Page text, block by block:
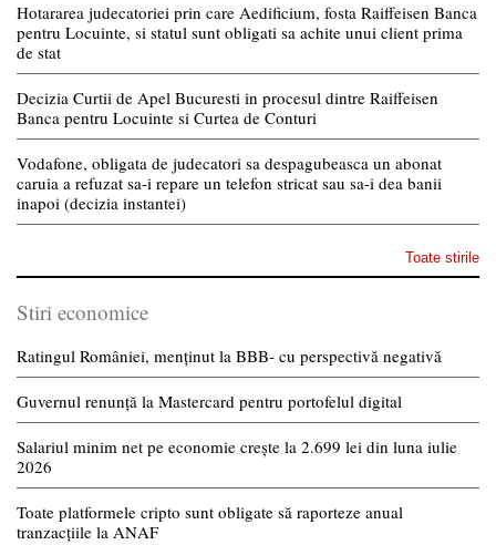
Hotararea judecatoriei prin care Aedificium, fosta Raiffeisen Banca
pentru Locuinte, si statul sunt obligati sa achite unui client prima
de stat
Decizia Curtii de Apel Bucuresti in procesul dintre Raiffeisen
Banca pentru Locuinte si Curtea de Conturi
Vodafone, obligata de judecatori sa despagubeasca un abonat
caruia a refuzat sa-i repare un telefon stricat sau sa-i dea banii
inapoi (decizia instantei)
Toate stirile
Stiri economice
Ratingul României, menținut la BBB- cu perspectivă negativă
Guvernul renunță la Mastercard pentru portofelul digital
Salariul minim net pe economie crește la 2.699 lei din luna iulie
2026
Toate platformele cripto sunt obligate să raporteze anual
tranzacțiile la ANAF